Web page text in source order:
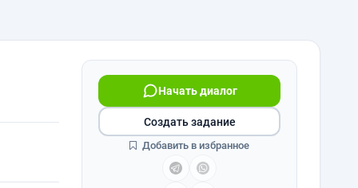
Начать диалог
Создать задание
Добавить в избранное